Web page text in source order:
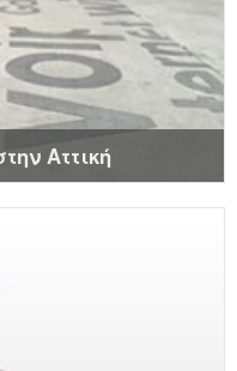
Αττική